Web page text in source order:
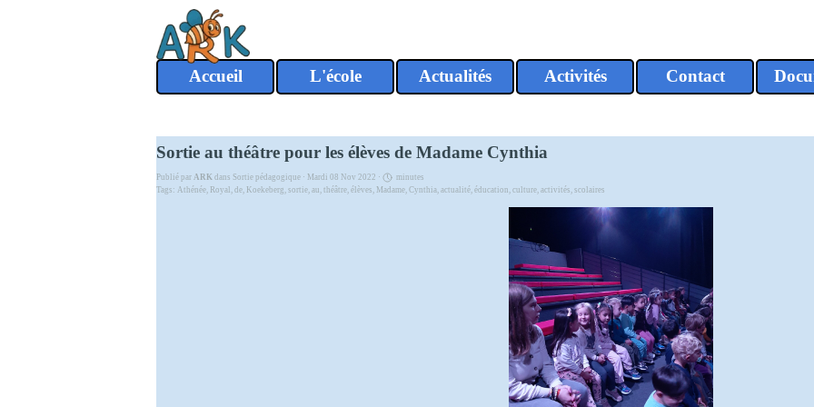
Sauter le menu
Accueil L'école ▼
Actualités Activités ▼
Contact
Sortie au théâtre pour les élèves de Madame Cynthia
Publié par ARK dans Sortie pédagogique · Mardi 08 Nov 2022 ·
minutes
Tags: Athénée, Royal , de, Koekeberg , sortie, au , théâtre, élèves , Madame, Cynthia, actualité, éducation , culture, activités , scolaires